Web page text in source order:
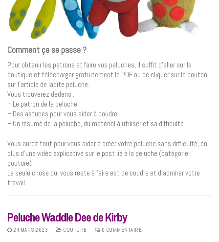
Comment ça se passe ?
Pour obtenir les patrons et faire vos peluches, il suffit d’aller sur la
boutique et télécharger gratuitement le PDF ou de cliquer sur le bouton
sur l’article de ladite peluche.
Vous trouverez dedans :
– Le patron de la peluche.
– Des astuces pour vous aider à coudre.
– Un résumé de la peluche, du matériel à utiliser et sa difficulté.
Vous aurez tout pour vous aider à créer votre peluche sans difficulté, en
plus d’une vidéo explicative sur le post lié à la peluche (catégorie
couture)
La seule chose qui vous reste à faire est de coudre et d’admirer votre
travail.
Peluche Waddle Dee de Kirby
24 MARS 2023 COUTURE 0 COMMENTAIRE